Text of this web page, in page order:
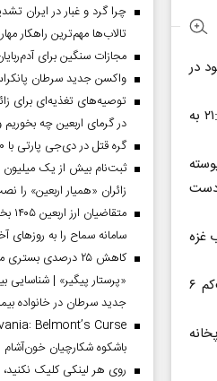
در
بر این اساس، منابع پزشکی در غزه اعلام کردند: تنها از نیمه‌شب به وقت محلی غزه (۲۱:۰۰ به
خود را از دست
غزه
در حمله یک جنگنده صهیونیست به یک خانه در منطقه جبالیا در شمال غزه نیز دست‌کم ۶
چرا گرد و غبار در ایران
تالاب‌ها مهم‌ترین راهکار
مجازات سنگین برای
واکسن جدید سرطان
در گرمای اربعین چه
گره قتل در دی‌جی پارتی با ۵۰ قسم باز می‌شود
ثبت‌نام بیش از یک میلیون
زائران «همیار اربعین» را
سامانه سماح را به روز‌های
کاهش ۲۵ درصدی
جدید سرطان در خانواده
باشکوه شکارچیان خون‌آشام
روی هر لینکی کلیک نکنید،